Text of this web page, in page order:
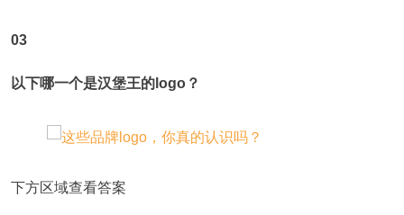
03
以下哪一个是汉堡王的logo？
下方区域查看答案